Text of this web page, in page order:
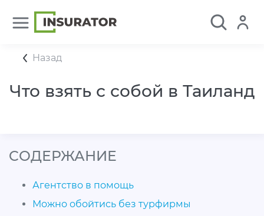
Назад
Что взять с собой в Таиланд
CОДЕРЖАНИЕ
Агентство в помощь
Можно обойтись без турфирмы